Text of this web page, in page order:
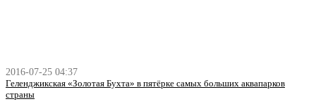
2016-07-25 04:37
Геленджикская «Золотая Бухта» в пятёрке самых больших аквапарков
страны